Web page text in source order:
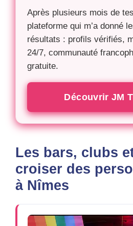
Après plusieurs mois de
plateforme qui m’a donné
résultats : profils vérifiés,
24/7, communauté
gratuite.
Découvrir JM
Les bars, clubs
croiser des
à Nîmes